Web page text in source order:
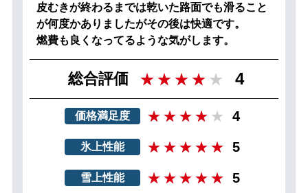
皮むきが終わるまでは乾いた路面でも滑ること
が何度かありましたがその後は快適です。
燃費も良くなってるような気がします。
総合評価 4
価格満足度 4
氷上性能 5
雪上性能 5